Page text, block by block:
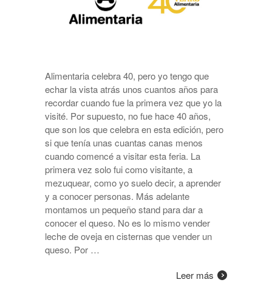
Alimentaria celebra 40, pero yo tengo que
echar la vista atrás unos cuantos años para
recordar cuando fue la primera vez que yo la
visité. Por supuesto, no fue hace 40 años,
que son los que celebra en esta edición, pero
si que tenía unas cuantas canas menos
cuando comencé a visitar esta feria. La
primera vez solo fui como visitante, a
mezuquear, como yo suelo decir, a aprender
y a conocer personas. Más adelante
montamos un pequeño stand para dar a
conocer el queso. No es lo mismo vender
leche de oveja en cisternas que vender un
queso. Por …
Leer más